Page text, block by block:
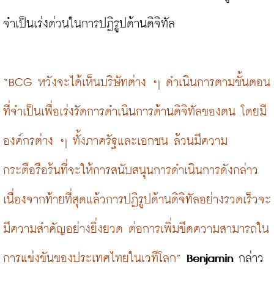
จำเป็นเร่งด่วนในการปฏิรูปด้านดิจิทัล
“BCG หวังจะได้เห็นบริษัทต่าง ๆ ดำเนินการตามขั้นตอน
ที่จำเป็นเพื่อเร่งรัดการดำเนินการด้านดิจิทัลของตน โดยมี
องค์กรต่าง ๆ ทั้งภาครัฐและเอกชน ล้วนมีความ
กระตือรือร้นที่จะให้การสนับสนุนการดำเนินการดังกล่าว
เนื่องจากท้ายที่สุดแล้วการปฏิรูปด้านดิจิทัลอย่างรวดเร็วจะ
มีความสำคัญอย่างยิ่งยวด ต่อการเพิ่มขีดความสามารถใน
การแข่งขันของประเทศไทยในเวทีโลก” Benjamin กล่าว